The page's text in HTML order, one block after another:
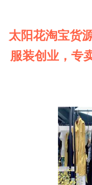
太阳花淘宝货
服装创业，专